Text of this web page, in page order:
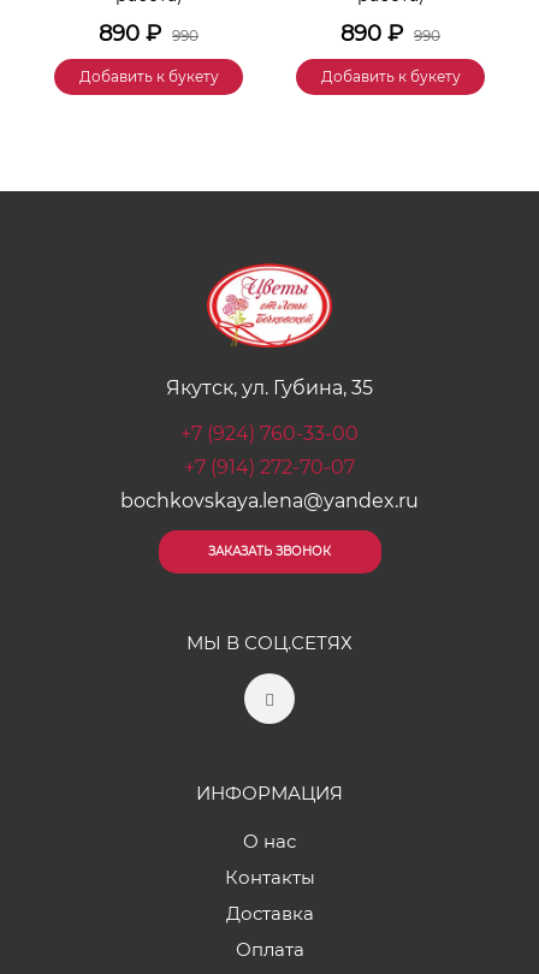
890 ₽ 990
Добавить к букету
890 ₽ 990
Добавить к букету
Якутск, ул. Губина, 35
+7 (924) 760-33-00
+7 (914) 272-70-07
bochkovskaya.lena@yandex.ru
ЗАКАЗАТЬ ЗВОНОК
МЫ В СОЦ.СЕТЯХ
ИНФОРМАЦИЯ
О нас
Контакты
Доставка
Оплата